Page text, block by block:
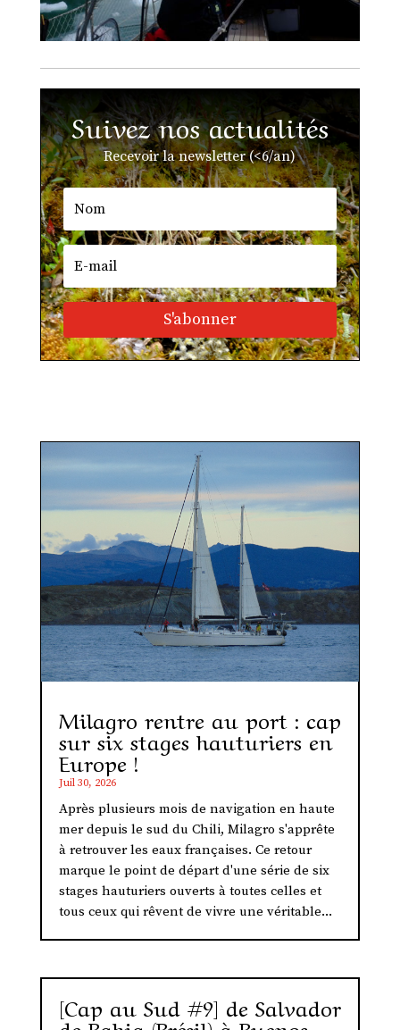
Suivez nos actualités
Recevoir la newsletter (<6/an)
S'abonner
Milagro rentre au port : cap
sur six stages hauturiers en
Europe !
Juil 30, 2026
Après plusieurs mois de navigation en haute
mer depuis le sud du Chili, Milagro s'apprête
à retrouver les eaux françaises. Ce retour
marque le point de départ d'une série de six
stages hauturiers ouverts à toutes celles et
tous ceux qui rêvent de vivre une véritable...
[Cap au Sud #9] de Salvador